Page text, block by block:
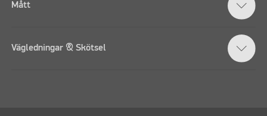
Mått
Vägledningar & Skötsel